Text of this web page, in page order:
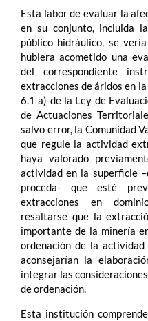
Esta labor de evaluar la
en su conjunto, incluida
público hidráulico, se
hubiera acometido una
del correspondiente
extracciones de áridos en
6.1 a) de la Ley de
de Actuaciones
salvo error, la Comunidad
que regule la actividad
haya valorado
actividad en la superficie
proceda- que esté
extracciones en
resaltarse que la
importante de la minería
ordenación de la
aconsejarían la
integrar las
de ordenación.
Esta institución